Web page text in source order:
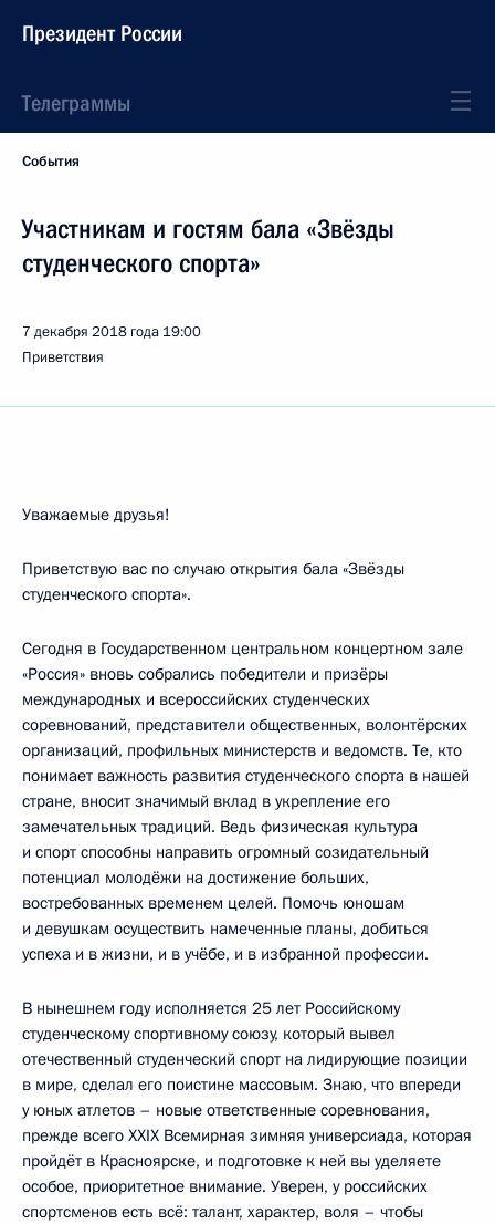
Президент России
Телеграммы
События
Участникам и гостям бала «Звёзды
студенческого спорта»
7 декабря 2018 года 19:00
Приветствия
Уважаемые друзья!
Приветствую вас по случаю открытия бала «Звёзды
студенческого спорта».
Сегодня в Государственном центральном концертном зале
«Россия» вновь собрались победители и призёры
международных и всероссийских студенческих
соревнований, представители общественных, волонтёрских
организаций, профильных министерств и ведомств. Те, кто
понимает важность развития студенческого спорта в нашей
стране, вносит значимый вклад в укрепление его
замечательных традиций. Ведь физическая культура
и спорт способны направить огромный созидательный
потенциал молодёжи на достижение больших,
востребованных временем целей. Помочь юношам
и девушкам осуществить намеченные планы, добиться
успеха и в жизни, и в учёбе, и в избранной профессии.
В нынешнем году исполняется 25 лет Российскому
студенческому спортивному союзу, который вывел
отечественный студенческий спорт на лидирующие позиции
в мире, сделал его поистине массовым. Знаю, что впереди
у юных атлетов – новые ответственные соревнования,
прежде всего XXIX Всемирная зимняя универсиада, которая
пройдёт в Красноярске, и подготовке к ней вы уделяете
особое, приоритетное внимание. Уверен, у российских
спортсменов есть всё: талант, характер, воля – чтобы